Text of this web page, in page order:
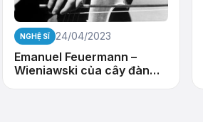
NGHỆ SĨ 24/04/2023
Emanuel Feuermann –
Wieniawski của cây đàn